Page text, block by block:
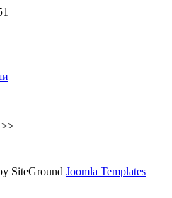
SiteGround Joomla Templates